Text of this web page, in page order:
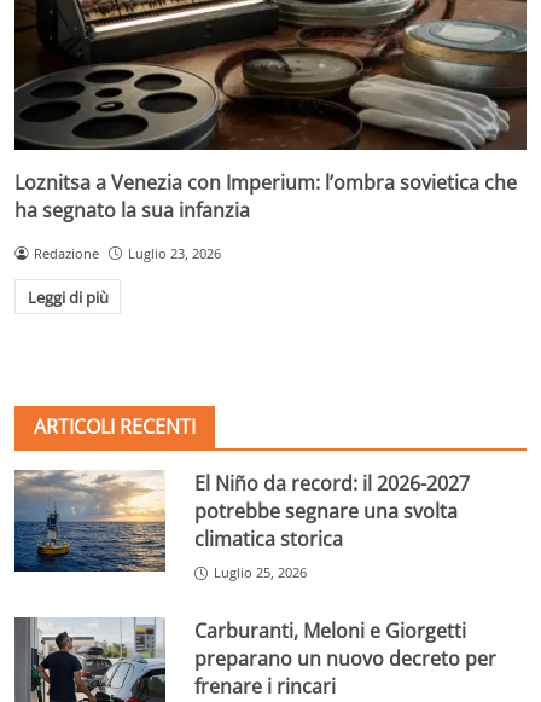
Loznitsa a Venezia con Imperium: l’ombra sovietica che
ha segnato la sua infanzia
Redazione Luglio 23, 2026
Leggi di più
ARTICOLI RECENTI
El Niño da record: il 2026-2027
potrebbe segnare una svolta
climatica storica
Luglio 25, 2026
Carburanti, Meloni e Giorgetti
preparano un nuovo decreto per
frenare i rincari